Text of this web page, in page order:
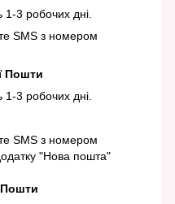
3 робочих дні.
SMS з номером
Пошти
3 робочих дні.
SMS з номером
"Нова пошта"
Пошти